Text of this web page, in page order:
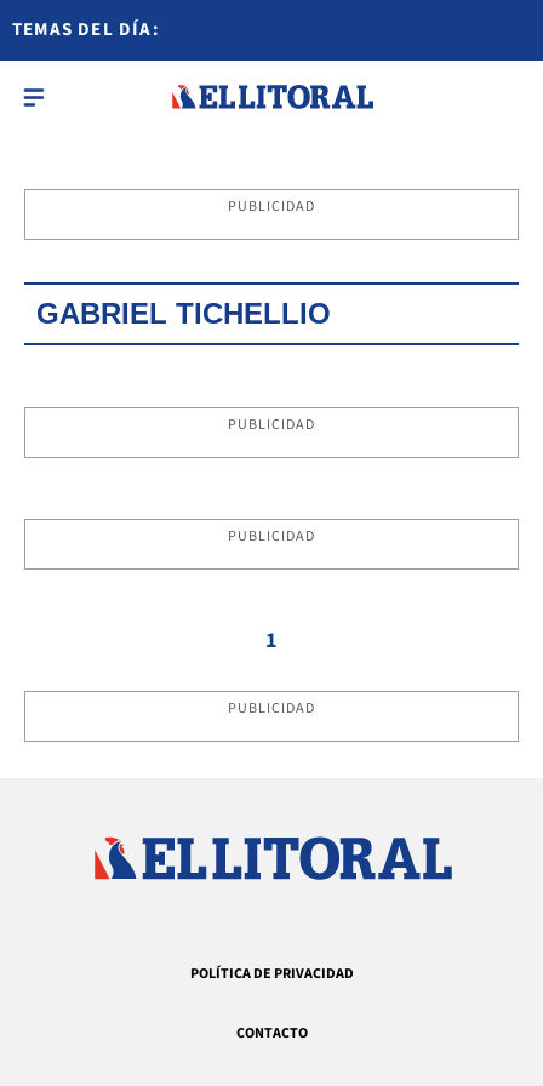
TEMAS DEL DÍA:
PUBLICIDAD
GABRIEL TICHELLIO
PUBLICIDAD
PUBLICIDAD
1
PUBLICIDAD
POLÍTICA DE PRIVACIDAD
CONTACTO